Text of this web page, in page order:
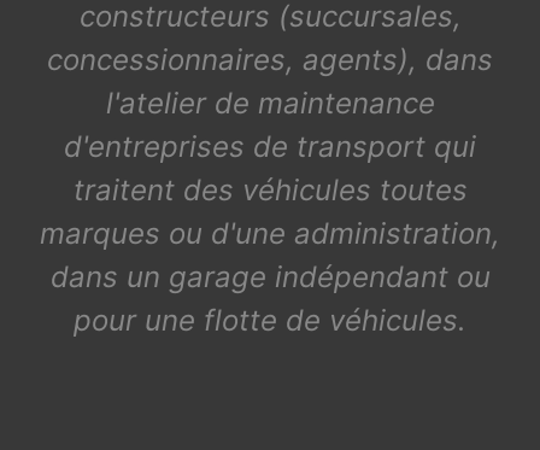
constructeurs (succursales,
concessionnaires, agents), dans
l'atelier de maintenance
d'entreprises de transport qui
traitent des véhicules toutes
marques ou d'une administration,
dans un garage indépendant ou
pour une flotte de véhicules.